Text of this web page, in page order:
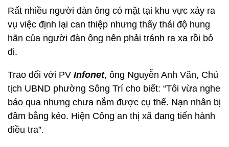
Rất nhiều người đàn ông có mặt tại khu vực xảy ra
vụ việc định lại can thiệp nhưng thấy thái độ hung
hãn của người đàn ông nên phải tránh ra xa rồi bỏ
đi.
Trao đổi với PV Infonet, ông Nguyễn Anh Văn, Chủ
tịch UBND phường Sông Trí cho biết: “Tôi vừa nghe
báo qua nhưng chưa nắm được cụ thể. Nạn nhân bị
đâm bằng kéo. Hiện Công an thị xã đang tiến hành
điều tra”.